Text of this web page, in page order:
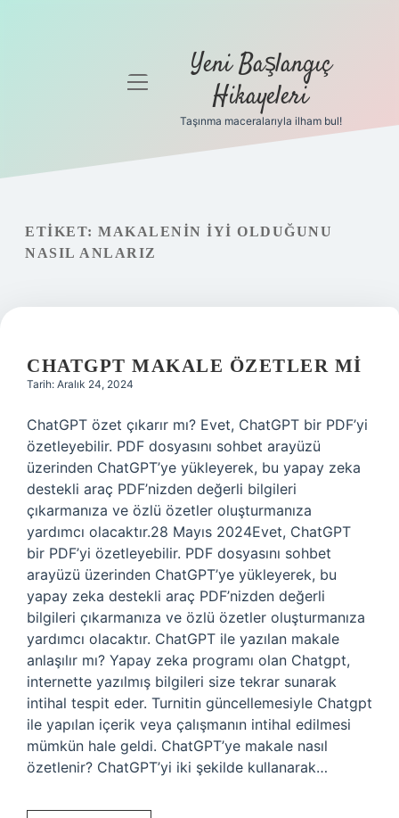
Gizlilik
Yasal Uyarı
menüyü
Yeni Başlangıç
Hikayeleri
Taşınma maceralarıyla ilham bul!
ETIKET: MAKALENIN IYI OLDUĞUNU
NASIL ANLARIZ
CHATGPT MAKALE ÖZETLER MI
Tarih: Aralık 24, 2024
ChatGPT özet çıkarır mı? Evet, ChatGPT bir PDF’yi
özetleyebilir. PDF dosyasını sohbet arayüzü
üzerinden ChatGPT’ye yükleyerek, bu yapay zeka
destekli araç PDF’nizden değerli bilgileri
çıkarmanıza ve özlü özetler oluşturmanıza
yardımcı olacaktır.28 Mayıs 2024Evet, ChatGPT
bir PDF’yi özetleyebilir. PDF dosyasını sohbet
arayüzü üzerinden ChatGPT’ye yükleyerek, bu
yapay zeka destekli araç PDF’nizden değerli
bilgileri çıkarmanıza ve özlü özetler oluşturmanıza
yardımcı olacaktır. ChatGPT ile yazılan makale
anlaşılır mı? Yapay zeka programı olan Chatgpt,
internette yazılmış bilgileri size tekrar sunarak
intihal tespit eder. Turnitin güncellemesiyle Chatgpt
ile yapılan içerik veya çalışmanın intihal edilmesi
mümkün hale geldi. ChatGPT’ye makale nasıl
özetlenir? ChatGPT’yi iki şekilde kullanarak…